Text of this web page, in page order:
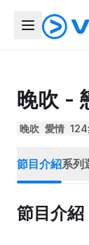
晚吹 -
晚吹 愛情
節目介紹系列
節目介紹